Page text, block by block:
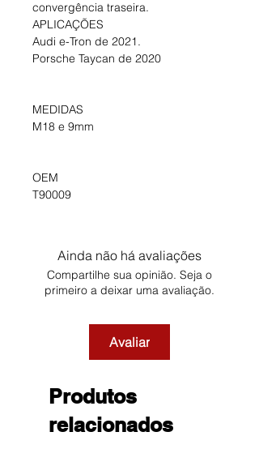
convergência traseira.
APLICAÇÕES
Audi e-Tron de 2021.
Porsche Taycan de 2020
MEDIDAS
M18 e 9mm
OEM
T90009
Ainda não há avaliações
Compartilhe sua opinião. Seja o
primeiro a deixar uma avaliação.
Avaliar
Produtos
relacionados